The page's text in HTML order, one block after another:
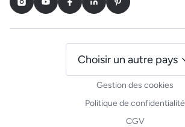
InstagramYoutubeFacebookLinkedInPinterest
Gestion des cookies
Politique de confidentialité
CGV
Choisir un autre pays